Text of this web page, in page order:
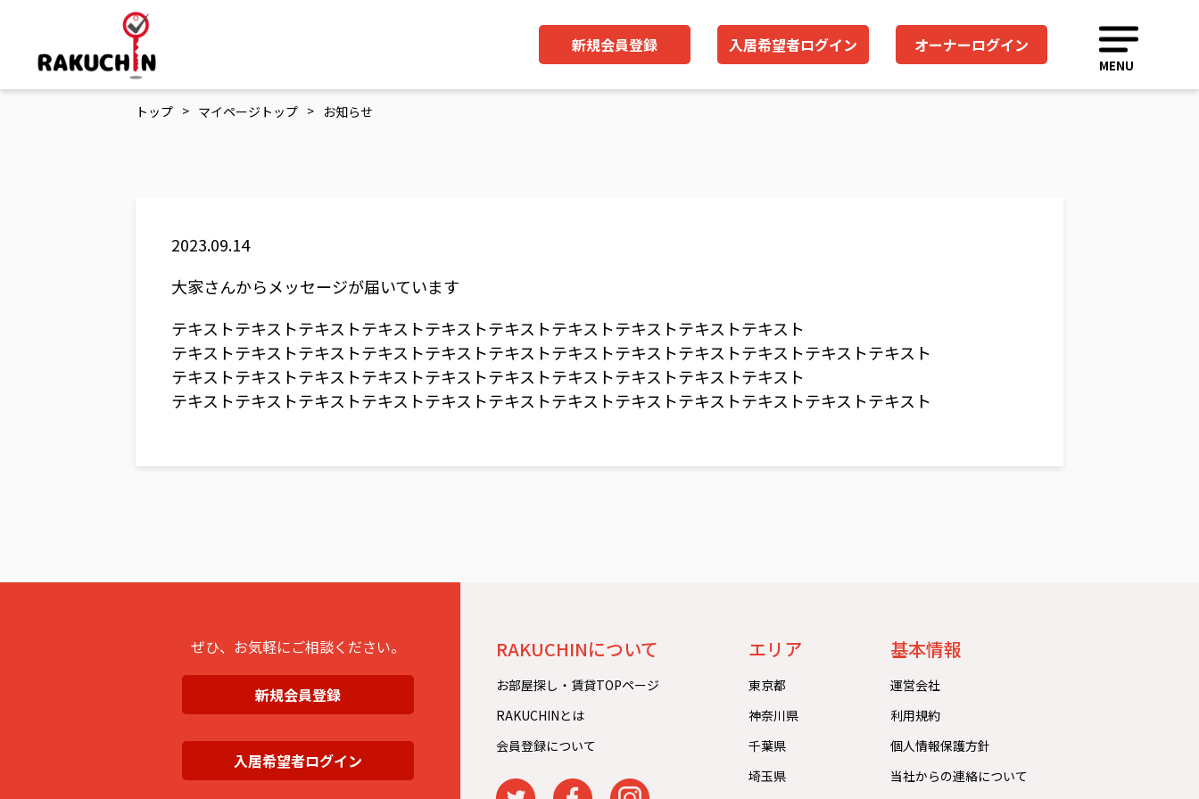
新規会員登録 入居希望者ログイン オーナーログイン
MENU
トップ > マイページトップ > お知らせ
2023.09.14
大家さんからメッセージが届いています
テキストテキストテキストテキストテキストテキストテキストテキストテキストテキスト
テキストテキストテキストテキストテキストテキストテキストテキストテキストテキストテキストテキスト
テキストテキストテキストテキストテキストテキストテキストテキストテキストテキスト
テキストテキストテキストテキストテキストテキストテキストテキストテキストテキストテキストテキスト
ぜひ、お気軽にご相談ください。
新規会員登録
入居希望者ログイン
RAKUCHINについて
お部屋探し・賃貸TOPページ
RAKUCHINとは
会員登録について
エリア
東京都
神奈川県
千葉県
埼玉県
基本情報
運営会社
利用規約
個人情報保護方針
当社からの連絡について